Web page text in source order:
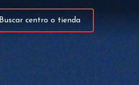
Buscar centro o tienda